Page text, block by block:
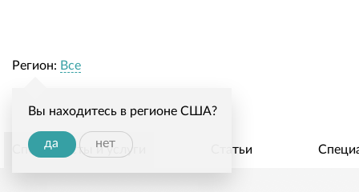
Регион: Все
Вы находитесь в регионе США?
да нет
Специалисты и услуги Статьи